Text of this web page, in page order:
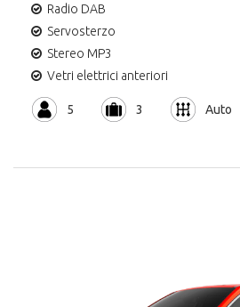
Radio DAB
Servosterzo
Stereo MP3
Vetri elettrici anteriori
5 3 Auto